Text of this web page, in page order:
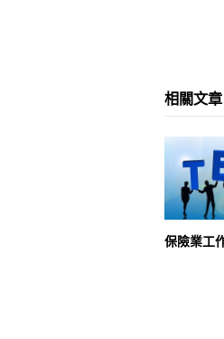
相關文章
保險業工